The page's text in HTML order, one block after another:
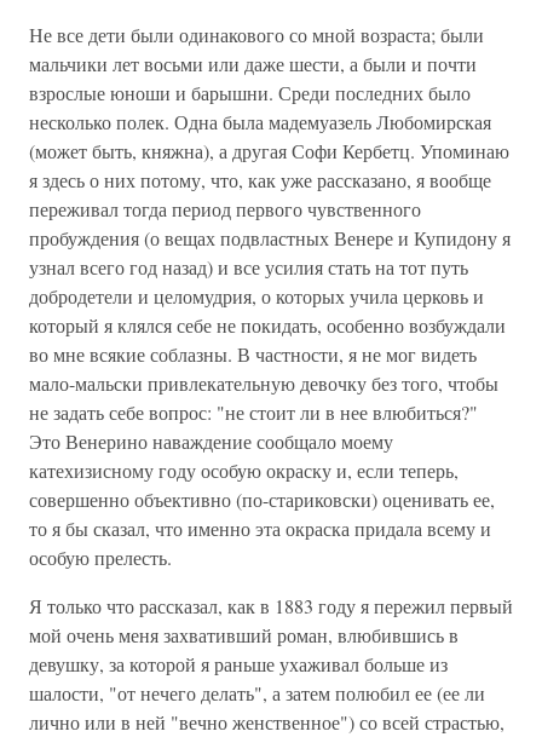
Не все дети были одинакового со мной возраста; были
мальчики лет восьми или даже шести, а были и почти
взрослые юноши и барышни. Среди последних было
несколько полек. Одна была мадемуазель Любомирская
(может быть, княжна), а другая Софи Кербетц. Упоминаю
я здесь о них потому, что, как уже рассказано, я вообще
переживал тогда период первого чувственного
пробуждения (о вещах подвластных Венере и Купидону я
узнал всего год назад) и все усилия стать на тот путь
добродетели и целомудрия, о которых учила церковь и
который я клялся себе не покидать, особенно возбуждали
во мне всякие соблазны. В частности, я не мог видеть
мало-мальски привлекательную девочку без того, чтобы
не задать себе вопрос: "не стоит ли в нее влюбиться?"
Это Венерино наваждение сообщало моему
катехизисному году особую окраску и, если теперь,
совершенно объективно (по-стариковски) оценивать ее,
то я бы сказал, что именно эта окраска придала всему и
особую прелесть.
Я только что рассказал, как в 1883 году я пережил первый
мой очень меня захвативший роман, влюбившись в
девушку, за которой я раньше ухаживал больше из
шалости, "от нечего делать", а затем полюбил ее (ее ли
лично или в ней "вечно женственное") со всей страстью,